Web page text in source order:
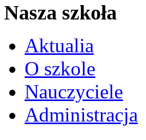
Nasza szkoła
Aktualia
O szkole
Nauczyciele
Administracja